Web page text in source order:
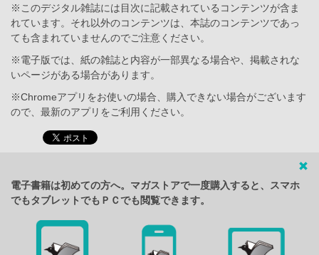
※このデジタル雑誌には目次に記載されているコンテンツが含ま
れています。それ以外のコンテンツは、本誌のコンテンツであっ
ても含まれていませんのでご注意ください。
※電子版では、紙の雑誌と内容が一部異なる場合や、掲載されな
いページがある場合があります。
※Chromeアプリをお使いの場合、購入できない場合がございます
ので、最新のアプリをご利用ください。
電子書籍は初めての方へ。マガストアで一度購入すると、スマホ
でもタブレットでもＰＣでも閲覧できます。